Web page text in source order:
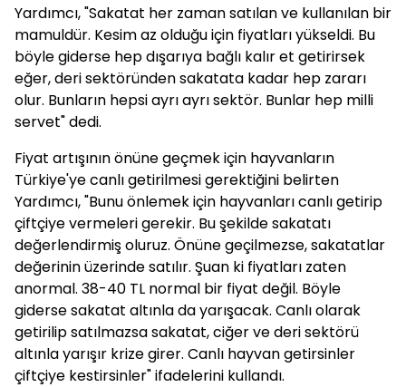
Yardımcı, "Sakatat her zaman satılan ve kullanılan bir
mamuldür. Kesim az olduğu için fiyatları yükseldi. Bu
böyle giderse hep dışarıya bağlı kalır et getirirsek
eğer, deri sektöründen sakatata kadar hep zararı
olur. Bunların hepsi ayrı ayrı sektör. Bunlar hep milli
servet" dedi.
Fiyat artışının önüne geçmek için hayvanların
Türkiye'ye canlı getirilmesi gerektiğini belirten
Yardımcı, "Bunu önlemek için hayvanları canlı getirip
çiftçiye vermeleri gerekir. Bu şekilde sakatatı
değerlendirmiş oluruz. Önüne geçilmezse, sakatatlar
değerinin üzerinde satılır. Şuan ki fiyatları zaten
anormal. 38-40 TL normal bir fiyat değil. Böyle
giderse sakatat altınla da yarışacak. Canlı olarak
getirilip satılmazsa sakatat, ciğer ve deri sektörü
altınla yarışır krize girer. Canlı hayvan getirsinler
çiftçiye kestirsinler" ifadelerini kullandı.